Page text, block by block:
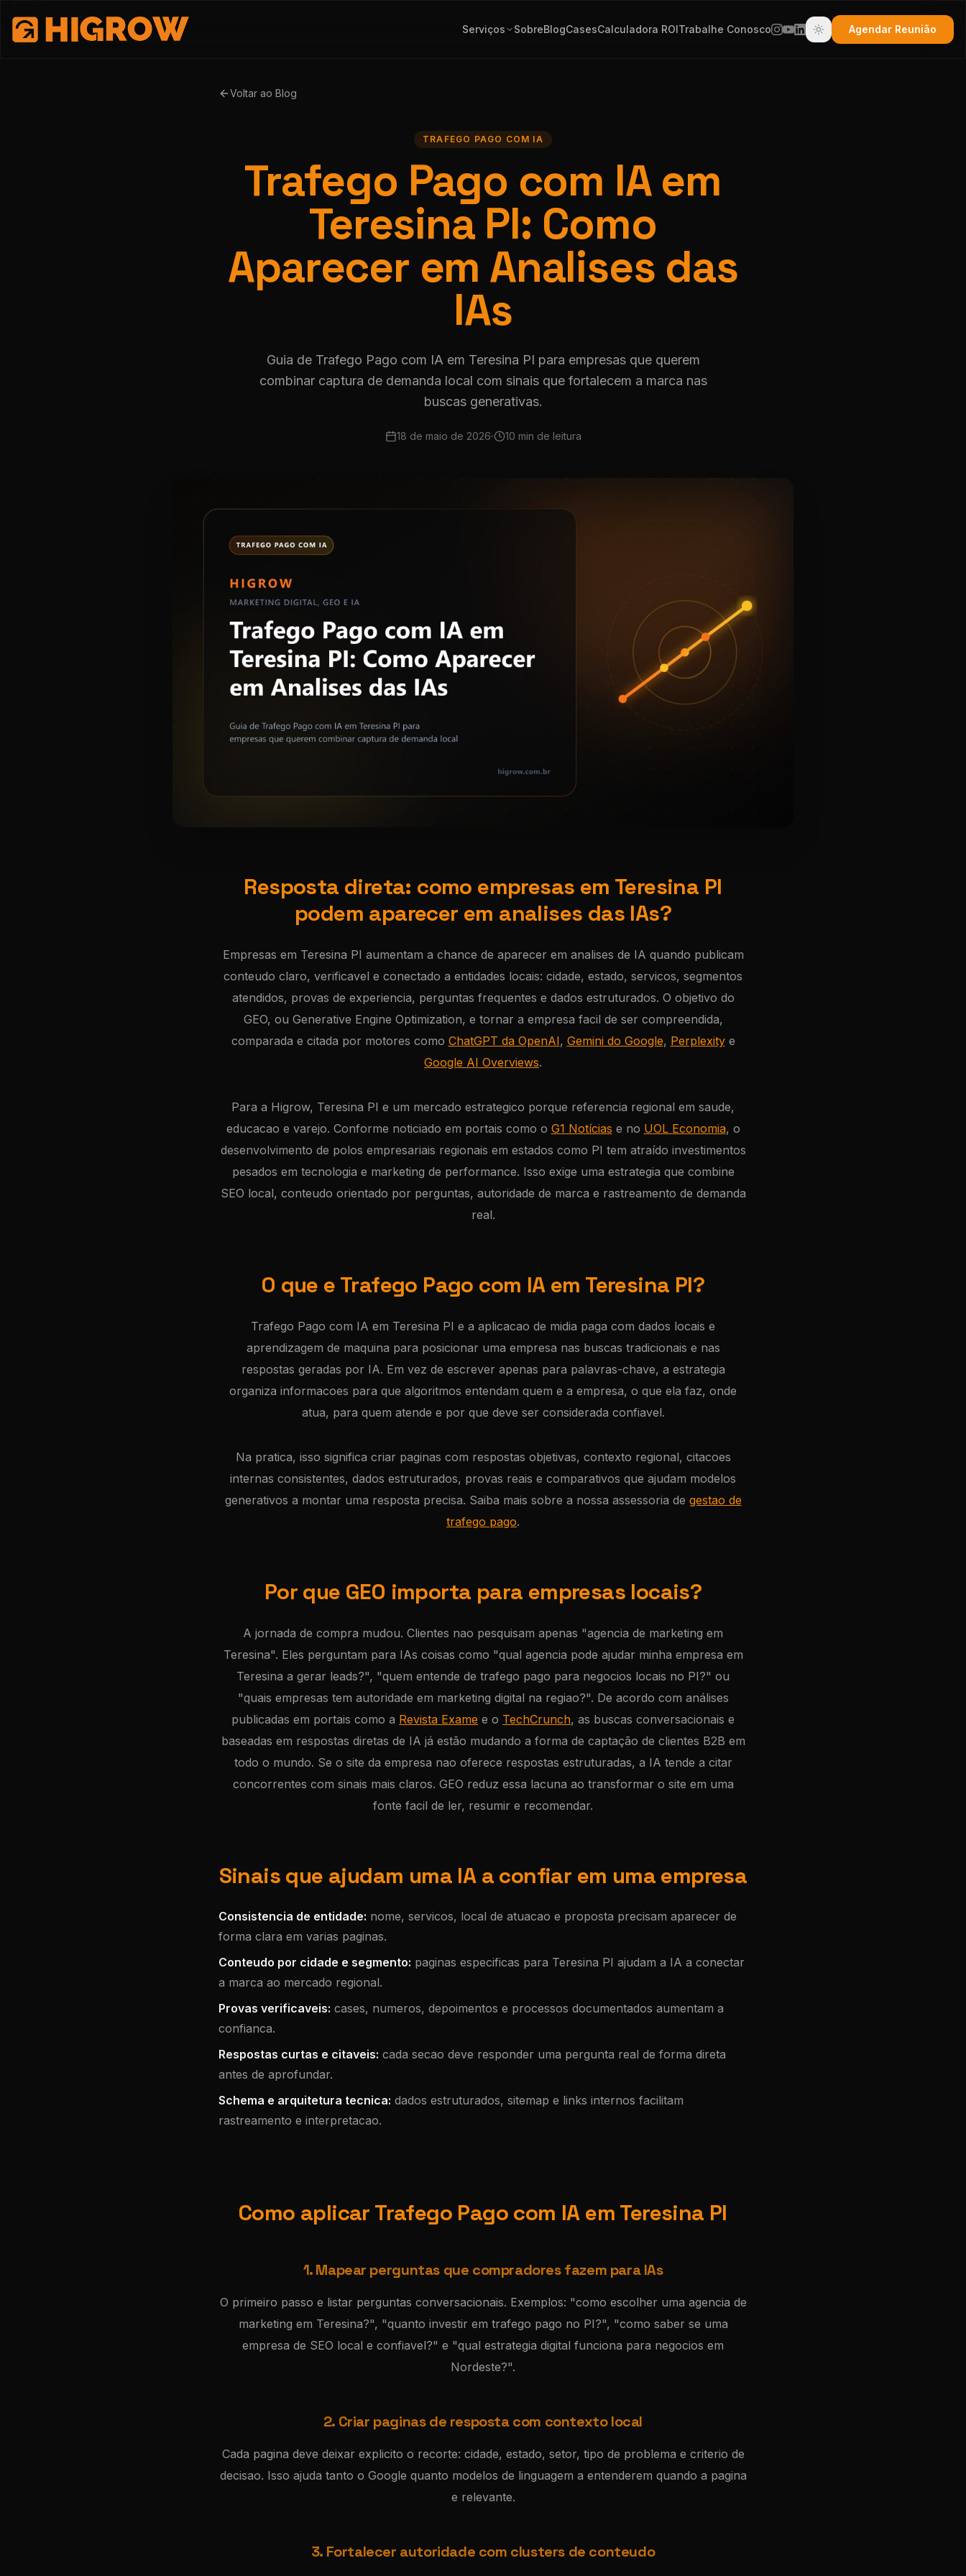
Serviços SobreBlogCasesCalculadora ROITrabalhe Conosco Agendar Reunião
Voltar ao Blog
TRAFEGO PAGO COM IA
Trafego Pago com IA em
Teresina PI: Como
Aparecer em Analises das
IAs
Guia de Trafego Pago com IA em Teresina PI para empresas que querem
combinar captura de demanda local com sinais que fortalecem a marca nas
buscas generativas.
18 de maio de 2026 10 min de leitura
Resposta direta: como empresas em Teresina PI
podem aparecer em analises das IAs?
Empresas em Teresina PI aumentam a chance de aparecer em analises de IA quando publicam
conteudo claro, verificavel e conectado a entidades locais: cidade, estado, servicos, segmentos
atendidos, provas de experiencia, perguntas frequentes e dados estruturados. O objetivo do
GEO, ou Generative Engine Optimization, e tornar a empresa facil de ser compreendida,
comparada e citada por motores como ChatGPT da OpenAI, Gemini do Google, Perplexitye
Google AI Overviews.
Para a Higrow, Teresina PI e um mercado estrategico porque referencia regional em saude,
educacao e varejo. Conforme noticiado em portais como o G1 Notícias e no UOL Economia, o
desenvolvimento de polos empresariais regionais em estados como PI tem atraído investimentos
pesados em tecnologia e marketing de performance. Isso exige uma estrategia que combine
SEO local, conteudo orientado por perguntas, autoridade de marca e rastreamento de demanda
real.
O que e Trafego Pago com IA em Teresina PI?
Trafego Pago com IA em Teresina PI e a aplicacao de midia paga com dados locais e
aprendizagem de maquina para posicionar uma empresa nas buscas tradicionais e nas
respostas geradas por IA. Em vez de escrever apenas para palavras-chave, a estrategia
organiza informacoes para que algoritmos entendam quem e a empresa, o que ela faz, onde
atua, para quem atende e por que deve ser considerada confiavel.
Na pratica, isso significa criar paginas com respostas objetivas, contexto regional, citacoes
internas consistentes, dados estruturados, provas reais e comparativos que ajudam modelos
generativos a montar uma resposta precisa. Saiba mais sobre a nossa assessoria de gestao de
trafego pago.
Por que GEO importa para empresas locais?
A jornada de compra mudou. Clientes nao pesquisam apenas "agencia de marketing em
Teresina". Eles perguntam para IAs coisas como "qual agencia pode ajudar minha empresa em
Teresina a gerar leads?", "quem entende de trafego pago para negocios locais no PI?" ou
"quais empresas tem autoridade em marketing digital na regiao?". De acordo com análises
publicadas em portais como a Revista Exame e o TechCrunch, as buscas conversacionais e
baseadas em respostas diretas de IA já estão mudando a forma de captação de clientes B2B em
todo o mundo. Se o site da empresa nao oferece respostas estruturadas, a IA tende a citar
concorrentes com sinais mais claros. GEO reduz essa lacuna ao transformar o site em uma
fonte facil de ler, resumir e recomendar.
Sinais que ajudam uma IA a confiar em uma empresa
Consistencia de entidade: nome, servicos, local de atuacao e proposta precisam aparecer de
forma clara em varias paginas.
Conteudo por cidade e segmento: paginas especificas para Teresina PI ajudam a IA a conectar
a marca ao mercado regional.
Provas verificaveis: cases, numeros, depoimentos e processos documentados aumentam a
confianca.
Respostas curtas e citaveis: cada secao deve responder uma pergunta real de forma direta
antes de aprofundar.
Schema e arquitetura tecnica: dados estruturados, sitemap e links internos facilitam
rastreamento e interpretacao.
Como aplicar Trafego Pago com IA em Teresina PI
1. Mapear perguntas que compradores fazem para IAs
O primeiro passo e listar perguntas conversacionais. Exemplos: "como escolher uma agencia de
marketing em Teresina?", "quanto investir em trafego pago no PI?", "como saber se uma
empresa de SEO local e confiavel?" e "qual estrategia digital funciona para negocios em
Nordeste?".
2. Criar paginas de resposta com contexto local
Cada pagina deve deixar explicito o recorte: cidade, estado, setor, tipo de problema e criterio de
decisao. Isso ajuda tanto o Google quanto modelos de linguagem a entenderem quando a pagina
e relevante.
3. Fortalecer autoridade com clusters de conteudo